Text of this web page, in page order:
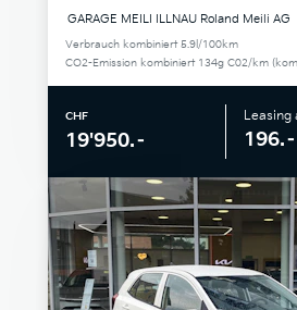
GARAGE MEILI ILLNAU Roland Meili AG
Verbrauch kombiniert 5.9l/100km
CO2-Emission kombiniert 134g C02/km
CHF
19'950.–
Leasing
196.–